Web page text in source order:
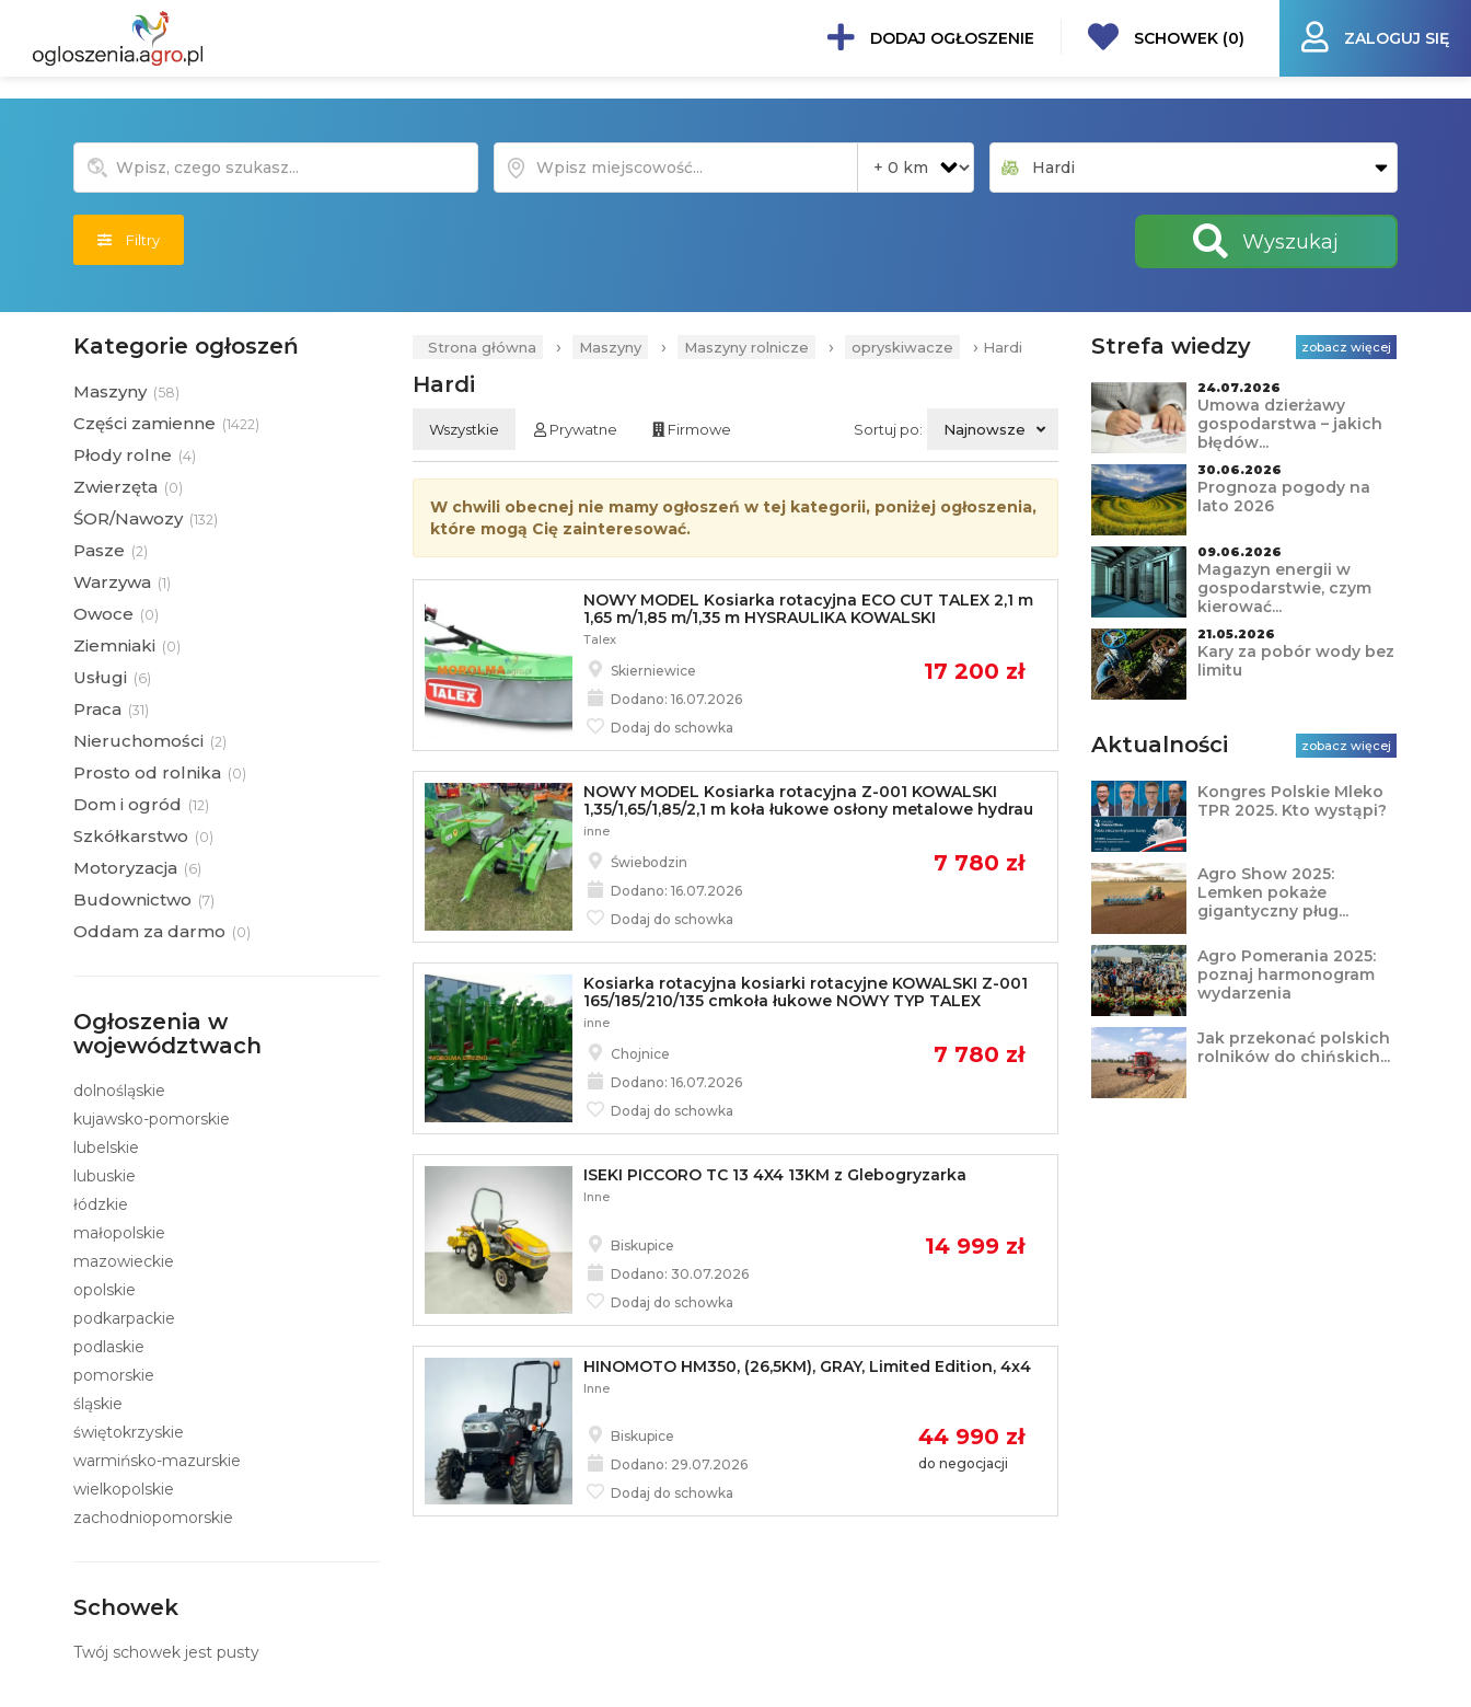
DODAJ OGŁOSZENIE SCHOWEK (0) ZALOGUJ SIĘ
Filtry Wyszukaj
Strona główna › Maszyny › Maszyny rolnicze › opryskiwacze › Hardi
Hardi
Wszystkie Prywatne Firmowe Sortuj po: Najnowsze
W chwili obecnej nie mamy ogłoszeń w tej kategorii, poniżej ogłoszenia,
które mogą Cię zainteresować.
NOWY MODEL Kosiarka rotacyjna ECO CUT TALEX 2,1 m
1,65 m/1,85 m/1,35 m HYSRAULIKA KOWALSKI
Talex
17 200 zł
Skierniewice
Dodano: 16.07.2026
Dodaj do schowka
NOWY MODEL Kosiarka rotacyjna Z-001 KOWALSKI
1,35/1,65/1,85/2,1 m koła łukowe osłony metalowe hydrau
inne
7 780 zł
Świebodzin
Dodano: 16.07.2026
Dodaj do schowka
Kosiarka rotacyjna kosiarki rotacyjne KOWALSKI Z-001
165/185/210/135 cmkoła łukowe NOWY TYP TALEX
inne
7 780 zł
Chojnice
Dodano: 16.07.2026
Dodaj do schowka
ISEKI PICCORO TC 13 4X4 13KM z Glebogryzarka
Inne
14 999 zł
Biskupice
Dodano: 30.07.2026
Dodaj do schowka
HINOMOTO HM350, (26,5KM), GRAY, Limited Edition, 4x4
Inne
44 990 zł
do negocjacji
Biskupice
Dodano: 29.07.2026
Dodaj do schowka
Kategorie ogłoszeń
Maszyny (58)
Części zamienne (1422)
Płody rolne (4)
Zwierzęta (0)
ŚOR/Nawozy (132)
Pasze (2)
Warzywa (1)
Owoce (0)
Ziemniaki (0)
Usługi (6)
Praca (31)
Nieruchomości (2)
Prosto od rolnika (0)
Dom i ogród (12)
Szkółkarstwo (0)
Motoryzacja (6)
Budownictwo (7)
Oddam za darmo (0)
Ogłoszenia w
województwach
dolnośląskie
kujawsko-pomorskie
lubelskie
lubuskie
łódzkie
małopolskie
mazowieckie
opolskie
podkarpackie
podlaskie
pomorskie
śląskie
świętokrzyskie
warmińsko-mazurskie
wielkopolskie
zachodniopomorskie
Schowek
Twój schowek jest pusty
Strefa wiedzy zobacz więcej
24.07.2026
Umowa dzierżawy
gospodarstwa – jakich
błędów...
30.06.2026
Prognoza pogody na
lato 2026
09.06.2026
Magazyn energii w
gospodarstwie, czym
kierować...
21.05.2026
Kary za pobór wody bez
limitu
Aktualności zobacz więcej
Kongres Polskie Mleko
TPR 2025. Kto wystąpi?
Agro Show 2025:
Lemken pokaże
gigantyczny pług...
Agro Pomerania 2025:
poznaj harmonogram
wydarzenia
Jak przekonać polskich
rolników do chińskich...